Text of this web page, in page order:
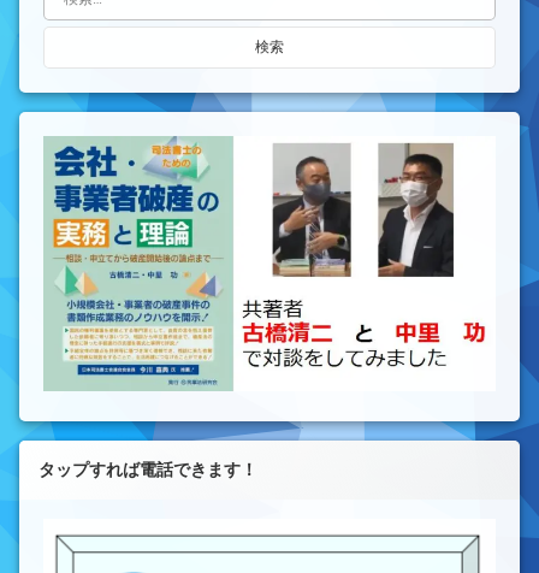
タップすれば電話できます！